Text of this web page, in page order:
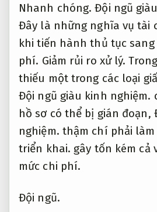
Nhanh chóng. Đội ngũ
Đây là những nghĩa vụ tài
khi tiến hành thủ tục sang
phí. Giảm rủi ro xử lý.
thiếu một trong các loại
Đội ngũ giàu kinh nghiệm.
hồ sơ có thể bị gián đoạn,
nghiệm. thậm chí phải
triển khai. gây tốn kém cả
mức chi phí.
Đội ngũ.